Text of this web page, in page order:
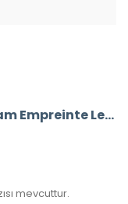
A+ Louis Vuitton Junot Monogram Empreinte Leather
mevcuttur.